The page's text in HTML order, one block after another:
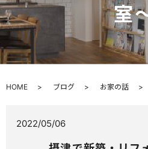
室
HOME ブログ お家の話
2022/05/06